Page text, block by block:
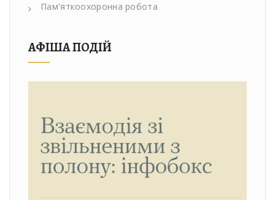
Пам'яткоохоронна робота
АФІША ПОДІЙ